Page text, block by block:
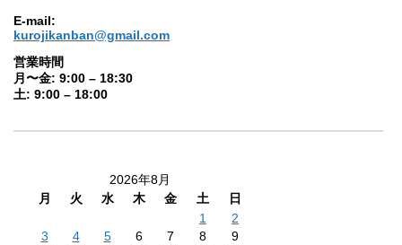
E-mail:
kurojikanban@gmail.com
営業時間
月〜金: 9:00 – 18:30
土: 9:00 – 18:00
2026年8月
月
火 水 木 金 土
日
1
2
3
4 5 6 7 8
9